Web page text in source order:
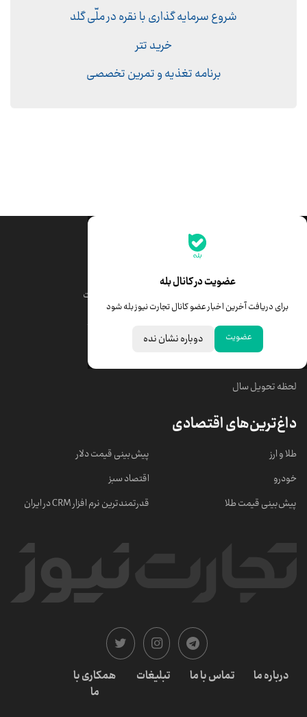
شروع سرمایه گذاری با نقره در ملّی گلد
خرید تتر
برنامه تغذیه و تمرین تخصصی
عضویت در کانال بله
برای دریافت آخرین اخبار عضو کانال تجارت نیوز بله شود
عضویت دوباره نشان نده
جدیدترین قیمت‌ها
قیمت درهم امارات
خبرهای مهم
لحظه تحویل سال
داغ‌ترین‌های اقتصادی
طلا و ارز
خودرو
پیش‌بینی قیمت طلا
پیش‌بینی قیمت دلار
اقتصاد سبز
قدرتمندترین نرم‌ افزار CRM در ایران
درباره ما تماس با ما تبلیغات
همکاری با
ما